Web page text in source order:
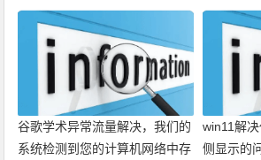
谷歌学术异常流量解决，我们的
系统检测到您的计算机网络中存
win11解
侧显示的